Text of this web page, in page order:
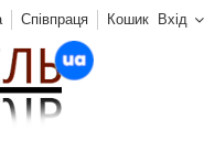
Вхід
Співпраця Кошик